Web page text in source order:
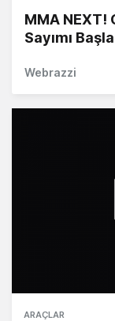
MMA
Sayımı
Webrazzi
ARAÇLAR